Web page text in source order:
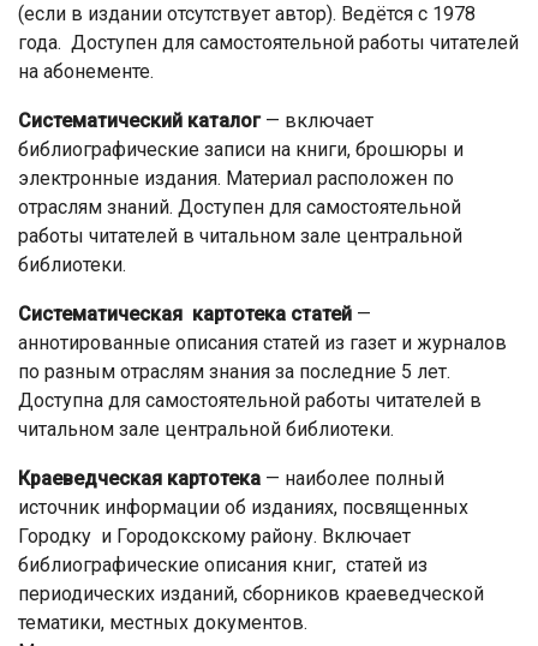
(если в издании отсутствует автор). Ведётся с 1978
года. Доступен для самостоятельной работы читателей
на абонементе.
Систематический каталог— включает
библиографические записи на книги, брошюры и
электронные издания. Материал расположен по
отраслям знаний. Доступен для самостоятельной
работы читателей в читальном зале центральной
библиотеки.
Систематическая картотека статей —
аннотированные описания статей из газет и журналов
по разным отраслям знания за последние 5 лет.
Доступна для самостоятельной работы читателей в
читальном зале центральной библиотеки.
Краеведческая картотека — наиболее полный
источник информации об изданиях, посвященных
Городку и Городокскому району. Включает
библиографические описания книг, статей из
периодических изданий, сборников краеведческой
тематики, местных документов.